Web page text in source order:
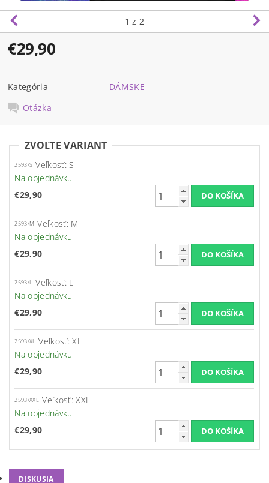
1 z 2
€29,90
Kategória
DÁMSKE
Otázka
ZVOĽTE VARIANT
2593/S Veľkosť: S
Na objednávku
€29,90
2593/M Veľkosť: M
Na objednávku
€29,90
2593/L Veľkosť: L
Na objednávku
€29,90
2593/XL Veľkosť: XL
Na objednávku
€29,90
2593/XXL Veľkosť: XXL
Na objednávku
€29,90
DISKUSIA